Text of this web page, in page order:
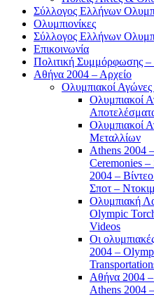
Σύλλογος Ελλήνων
Ολυμπιονίκες
Σύλλογος Ελλήνων
Επικοινωνία
Πολιτική Συμμόρφωσης –
Αθήνα 2004 – Αρχείο
Ολυμπιακοί
Ολυμπιακοί
Ολυμπιακοί
Μεταλλίων
Athens 2004
Ceremonies
2004 –
Σποτ –
Ολυμπιακή
Olympic
Videos
Οι
2004 –
Αθήνα 2004 –
Athens 2004